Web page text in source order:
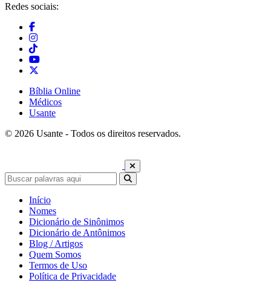
Redes sociais:
Bíblia Online
Médicos
Usante
© 2026 Usante - Todos os direitos reservados.
Início
Nomes
Dicionário de Sinônimos
Dicionário de Antônimos
Blog / Artigos
Quem Somos
Termos de Uso
Política de Privacidade